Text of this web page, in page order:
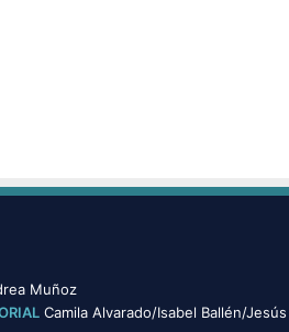
Muñoz
Camila Alvarado/Isabel Ballén/Jesús